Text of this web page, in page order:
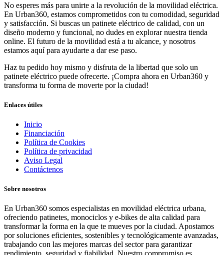
No esperes más para unirte a la revolución de la movilidad eléctrica.
En Urban360, estamos comprometidos con tu comodidad, seguridad
y satisfacción. Si buscas un patinete eléctrico de calidad, con un
diseño moderno y funcional, no dudes en explorar nuestra tienda
online. El futuro de la movilidad está a tu alcance, y nosotros
estamos aquí para ayudarte a dar ese paso.
Haz tu pedido hoy mismo y disfruta de la libertad que solo un
patinete eléctrico puede ofrecerte. ¡Compra ahora en Urban360 y
transforma tu forma de moverte por la ciudad!
Enlaces útiles
Inicio
Financiación
Política de Cookies
Política de privacidad
Aviso Legal
Contáctenos
Sobre nosotros
En Urban360 somos especialistas en movilidad eléctrica urbana,
ofreciendo patinetes, monociclos y e-bikes de alta calidad para
transformar la forma en la que te mueves por la ciudad. Apostamos
por soluciones eficientes, sostenibles y tecnológicamente avanzadas,
trabajando con las mejores marcas del sector para garantizar